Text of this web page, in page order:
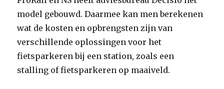
model gebouwd. Daarmee kan men berekenen
wat de kosten en opbrengsten zijn van
verschillende oplossingen voor het
fietsparkeren bij een station, zoals een
stalling of fietsparkeren op maaiveld.